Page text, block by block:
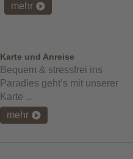
mehr
Karte und Anreise
Bequem & stressfrei ins
Paradies geht’s mit unserer
Karte ...
mehr